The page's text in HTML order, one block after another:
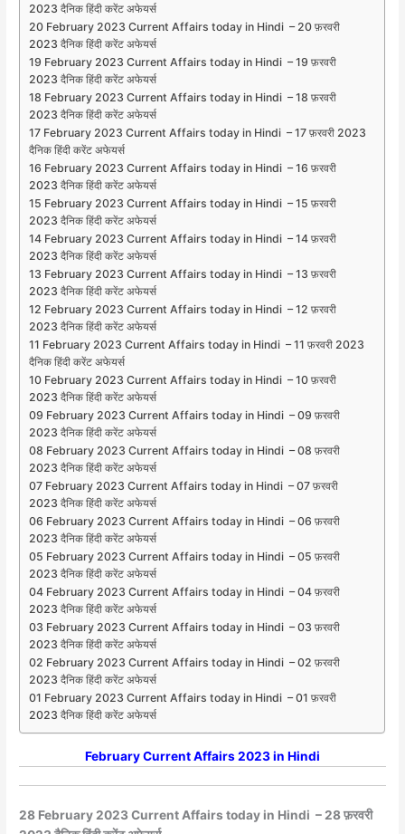
2023 दैनिक हिंदी करेंट अफेयर्स
20 February 2023 Current Affairs today in Hindi – 20 फ़रवरी
2023 दैनिक हिंदी करेंट अफेयर्स
19 February 2023 Current Affairs today in Hindi – 19 फ़रवरी
2023 दैनिक हिंदी करेंट अफेयर्स
18 February 2023 Current Affairs today in Hindi – 18 फ़रवरी
2023 दैनिक हिंदी करेंट अफेयर्स
17 February 2023 Current Affairs today in Hindi – 17 फ़रवरी 2023
दैनिक हिंदी करेंट अफेयर्स
16 February 2023 Current Affairs today in Hindi – 16 फ़रवरी
2023 दैनिक हिंदी करेंट अफेयर्स
15 February 2023 Current Affairs today in Hindi – 15 फ़रवरी
2023 दैनिक हिंदी करेंट अफेयर्स
14 February 2023 Current Affairs today in Hindi – 14 फ़रवरी
2023 दैनिक हिंदी करेंट अफेयर्स
13 February 2023 Current Affairs today in Hindi – 13 फ़रवरी
2023 दैनिक हिंदी करेंट अफेयर्स
12 February 2023 Current Affairs today in Hindi – 12 फ़रवरी
2023 दैनिक हिंदी करेंट अफेयर्स
11 February 2023 Current Affairs today in Hindi – 11 फ़रवरी 2023
दैनिक हिंदी करेंट अफेयर्स
10 February 2023 Current Affairs today in Hindi – 10 फ़रवरी
2023 दैनिक हिंदी करेंट अफेयर्स
09 February 2023 Current Affairs today in Hindi – 09 फ़रवरी
2023 दैनिक हिंदी करेंट अफेयर्स
08 February 2023 Current Affairs today in Hindi – 08 फ़रवरी
2023 दैनिक हिंदी करेंट अफेयर्स
07 February 2023 Current Affairs today in Hindi – 07 फ़रवरी
2023 दैनिक हिंदी करेंट अफेयर्स
06 February 2023 Current Affairs today in Hindi – 06 फ़रवरी
2023 दैनिक हिंदी करेंट अफेयर्स
05 February 2023 Current Affairs today in Hindi – 05 फ़रवरी
2023 दैनिक हिंदी करेंट अफेयर्स
04 February 2023 Current Affairs today in Hindi – 04 फ़रवरी
2023 दैनिक हिंदी करेंट अफेयर्स
03 February 2023 Current Affairs today in Hindi – 03 फ़रवरी
2023 दैनिक हिंदी करेंट अफेयर्स
02 February 2023 Current Affairs today in Hindi – 02 फ़रवरी
2023 दैनिक हिंदी करेंट अफेयर्स
01 February 2023 Current Affairs today in Hindi – 01 फ़रवरी
2023 दैनिक हिंदी करेंट अफेयर्स
FebruaryCurrent Affairs 2023 in Hindi
28 February 2023 Current Affairs today in Hindi – 28 फ़रवरी